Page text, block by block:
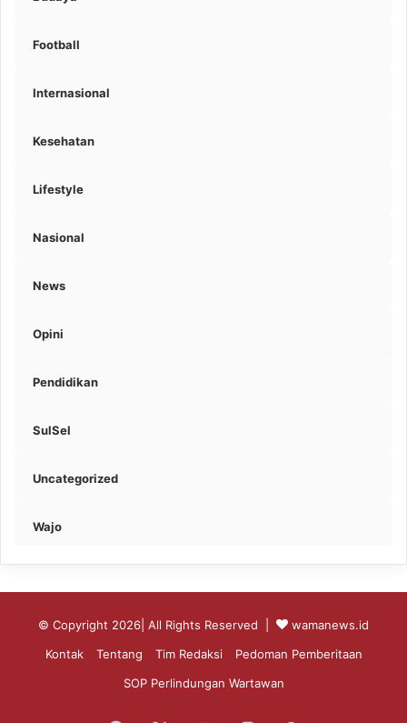
Football
Internasional
Kesehatan
Lifestyle
Nasional
News
Opini
Pendidikan
SulSel
Uncategorized
Wajo
© Copyright 2026| All Rights Reserved |
wamanews.id
Kontak
Tentang Tim Redaksi
Pedoman Pemberitaan
SOP Perlindungan Wartawan